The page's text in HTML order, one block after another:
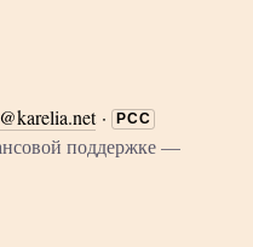
· РСС
поддержке —